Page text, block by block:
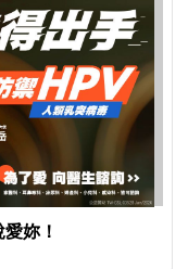
妳！